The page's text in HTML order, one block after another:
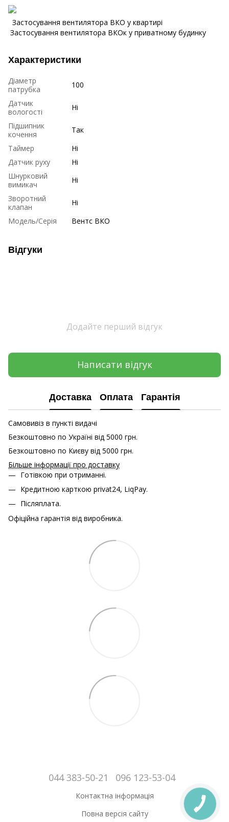
Застосування вентилятора ВКО у квартирі
Застосування вентилятора ВКОк у приватному будинку
Характеристики
Діаметр
патрубка
100
Датчик
вологості
Ні
Підшипник
кочення
Так
Таймер
Ні
Датчик руху
Ні
Шнурковий
вимикач
Ні
Зворотний
клапан
Ні
Модель/Серія
Вентс ВКО
Відгуки
Додайте перший відгук
Написати відгук
Доставка Оплата Гарантія
Самовивіз в пункті видачі
Безкоштовно по Україні від 5000 грн.
Безкоштовно по Києву від 5000 грн.
Більше інформації про доставку
Готівкою при отриманні.
Кредитною карткою privat24, LiqPay.
Післяплата.
Офіційна гарантія від виробника.
044 383-50-21 096 123-53-04
Контактна інформація
Повна версія сайту